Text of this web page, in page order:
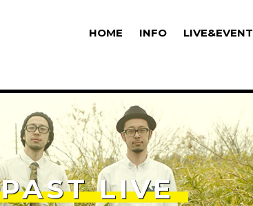
HOME INFO LIVE&EVENT
PAST LIVE